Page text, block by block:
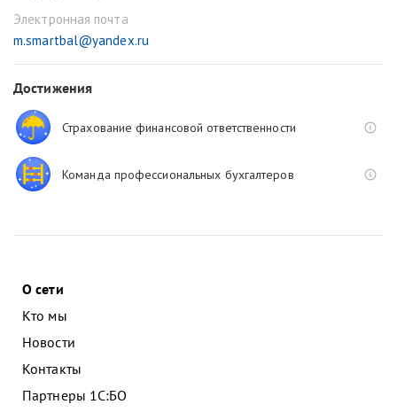
Электронная почта
m.smartbal@yandex.ru
Достижения
Страхование финансовой ответственности
Команда профессиональных бухгалтеров
О сети
Кто мы
Новости
Контакты
Партнеры 1С:БО